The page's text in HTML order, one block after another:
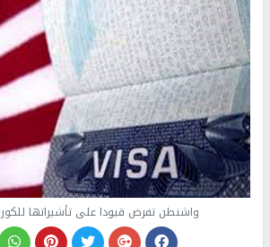
واشنطن تفرض قيودا على تأشيراتها